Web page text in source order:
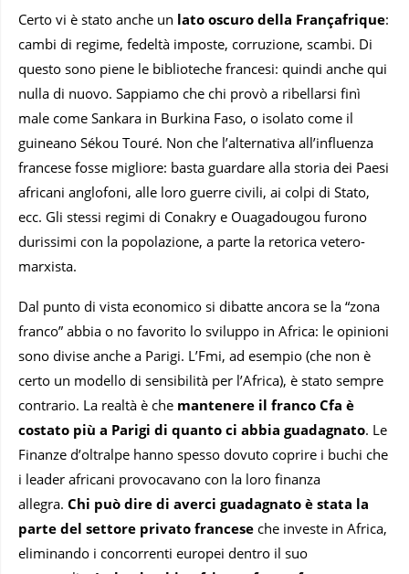
Certo vi è stato anche un lato oscuro della Françafrique:
cambi di regime, fedeltà imposte, corruzione, scambi. Di
questo sono piene le biblioteche francesi: quindi anche qui
nulla di nuovo. Sappiamo che chi provò a ribellarsi finì
male come Sankara in Burkina Faso, o isolato come il
guineano Sékou Touré. Non che l’alternativa all’influenza
francese fosse migliore: basta guardare alla storia dei Paesi
africani anglofoni, alle loro guerre civili, ai colpi di Stato,
ecc. Gli stessi regimi di Conakry e Ouagadougou furono
durissimi con la popolazione, a parte la retorica vetero-
marxista.
Dal punto di vista economico si dibatte ancora se la “zona
franco” abbia o no favorito lo sviluppo in Africa: le opinioni
sono divise anche a Parigi. L’Fmi, ad esempio (che non è
certo un modello di sensibilità per l’Africa), è stato sempre
contrario. La realtà è che mantenere il franco Cfa è
costato più a Parigi di quanto ci abbia guadagnato. Le
Finanze d’oltralpe hanno spesso dovuto coprire i buchi che
i leader africani provocavano con la loro finanza
allegra. Chi può dire di averci guadagnato è stata la
parte del settore privato francese che investe in Africa,
eliminando i concorrenti europei dentro il suo